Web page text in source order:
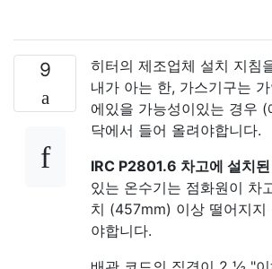
9
히터의 제조업체 설치 지침
내가 아는 한, 가스기구는
에있을 가능성이있는 경우
닥에서 들어 올려야합니다.
IRC P2801.6 차고에 설치
있는 온수기는 점화원이 차
치 (457mm) 이상 떨어지지
야합니다.